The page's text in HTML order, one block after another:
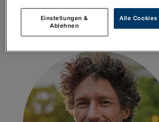
Einstellungen &
Ablehnen
Alle